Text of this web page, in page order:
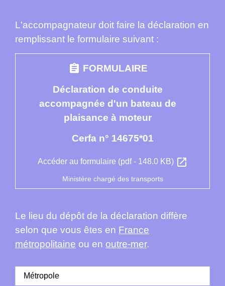
L'accompagnateur doit faire la déclaration en
remplissant le formulaire suivant :
assignment
FORMULAIRE
Déclaration de conduite
accompagnée d'un bateau de
plaisance à moteur
Cerfa n° 14675*01
Accéder au formulaire (pdf - 148.0 KB) open_in_new
Ministère chargé des transports
Le lieu du dépôt de la déclaration diffère
selon que vous êtes en France
métropolitaine ou en outre-mer.
Métropole